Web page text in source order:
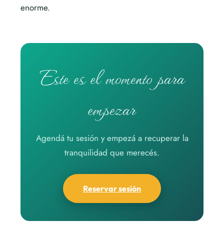
enorme.
Este es el momento para
empezar
Agendá tu sesión y empezá a recuperar la
tranquilidad que merecés.
Reservar sesión